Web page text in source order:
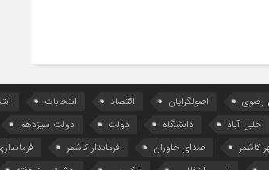
رضوی اصولگرایان اقتصاد انتخابات
خلیل آباد دانشگاه دولت دولت سیزدهم
کاشمر صدای خاوران فرماندار کاشمر